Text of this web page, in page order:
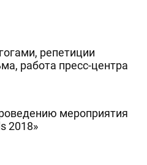
репетиции
работа пресс-центра
мероприятия
2018»